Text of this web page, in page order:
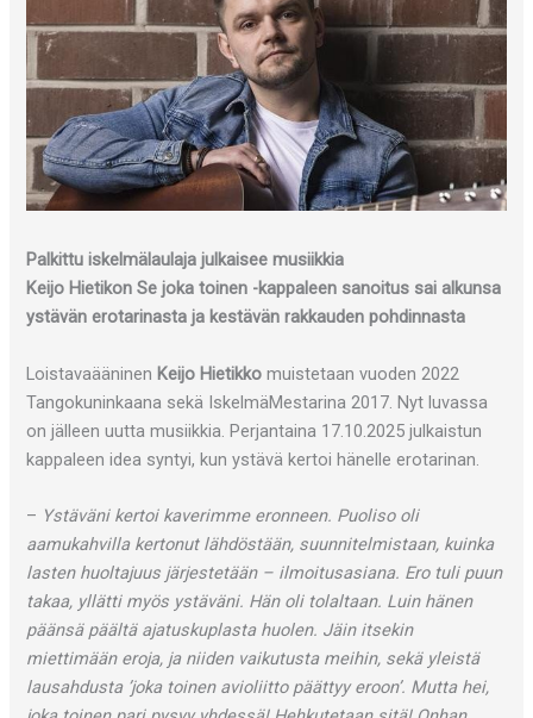
Palkittu iskelmälaulaja julkaisee musiikkia
Keijo Hietikon Se joka toinen -kappaleen sanoitus sai alkunsa
ystävän erotarinasta ja kestävän rakkauden pohdinnasta
Loistavaääninen Keijo Hietikko muistetaan vuoden 2022
Tangokuninkaana sekä IskelmäMestarina 2017. Nyt luvassa
on jälleen uutta musiikkia. Perjantaina 17.10.2025 julkaistun
kappaleen idea syntyi, kun ystävä kertoi hänelle erotarinan.
– Ystäväni kertoi kaverimme eronneen. Puoliso oli
aamukahvilla kertonut lähdöstään, suunnitelmistaan, kuinka
lasten huoltajuus järjestetään – ilmoitusasiana. Ero tuli puun
takaa, yllätti myös ystäväni. Hän oli tolaltaan. Luin hänen
päänsä päältä ajatuskuplasta huolen. Jäin itsekin
miettimään eroja, ja niiden vaikutusta meihin, sekä yleistä
lausahdusta ’joka toinen avioliitto päättyy eroon’. Mutta hei,